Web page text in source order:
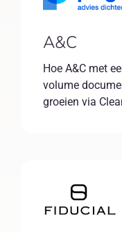
A&C
Hoe A&C met
volume
groeien via